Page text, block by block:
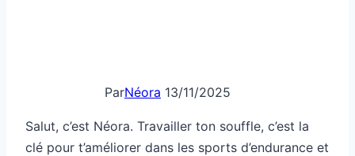
ParNéora 13/11/2025
Salut, c’est Néora. Travailler ton souffle, c’est la
clé pour t’améliorer dans les sports d’endurance et